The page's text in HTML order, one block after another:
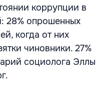
коррупции в
28% опрошенных
когда от них
чиновники. 27%
социолога Эллы